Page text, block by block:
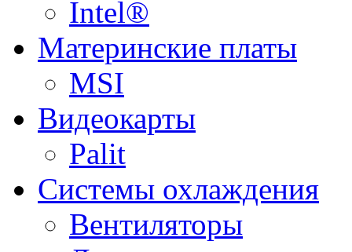
Intel®
Материнские платы
MSI
Видеокарты
Palit
Системы охлаждения
Вентиляторы